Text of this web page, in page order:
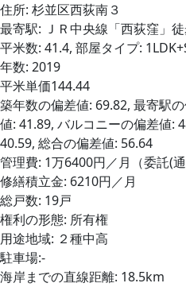
住所: 杉並区西荻南３
最寄駅: ＪＲ中央線「西荻窪」
平米数: 41.4, 部屋タイプ:
年数: 2019
平米単価144.44
築年数の偏差値: 69.82, 最寄駅
値: 41.89, バルコニーの偏差値:
40.59, 総合の偏差値: 56.64
管理費: 1万6400円／月（委託(通
修繕積立金: 6210円／月
総戸数: 19戸
権利の形態: 所有権
用途地域: ２種中高
駐車場:-
海岸までの直線距離: 18.5km